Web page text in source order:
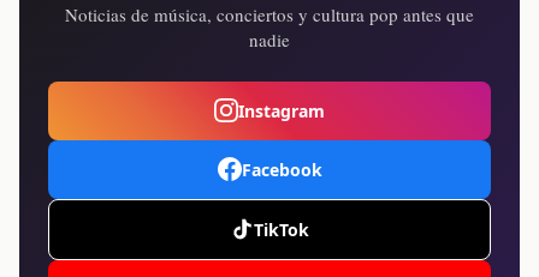
Noticias de música, conciertos y cultura pop antes que
nadie
Instagram
Facebook
TikTok